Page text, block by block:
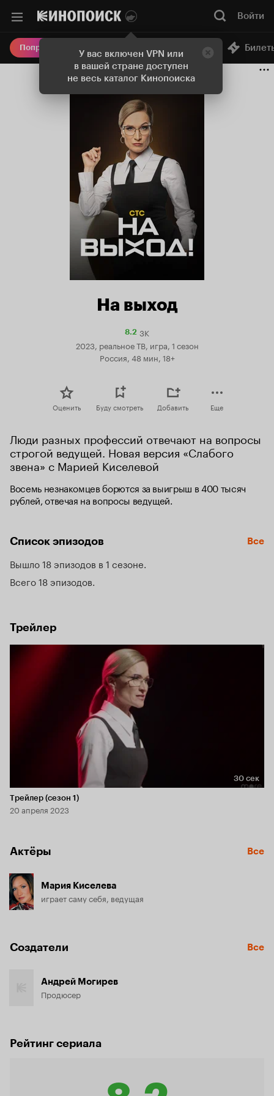
У вас включен VPN или
в вашей стране доступен
не весь каталог Кинопоиска
Войти
Попробовать Плюс Онлайн-кинотеатр
На выход
8.2Рейтинг
Кинопоиска
3K
2023, реальное ТВ, игра, 1 сезон
Россия, 48 мин, 18+
Оценить Буду смотреть Добавить Еще
Люди разных профессий отвечают на вопросы
строгой ведущей. Новая версия «Слабого
звена» с Марией Киселевой
Восемь незнакомцев борются за выигрыш в 400 тысяч
рублей, отвечая на вопросы ведущей.
Список эпизодов Все
Вышло 18 эпизодов в 1 сезоне
Всего 18 эпизодов
Трейлер
Длительность 30 сек
30 сек
Трейлер (сезон 1)
20 апреля 2023
Актёры Все
Мария Киселева
играет саму себя, ведущая
Создатели Все
Андрей Могирев
Продюсер
Рейтинг сериала